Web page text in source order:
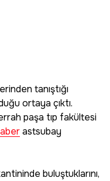
tanıştığı
ortaya çıktı.
paşa tıp fakültesi
astsubay
buluştuklarını,